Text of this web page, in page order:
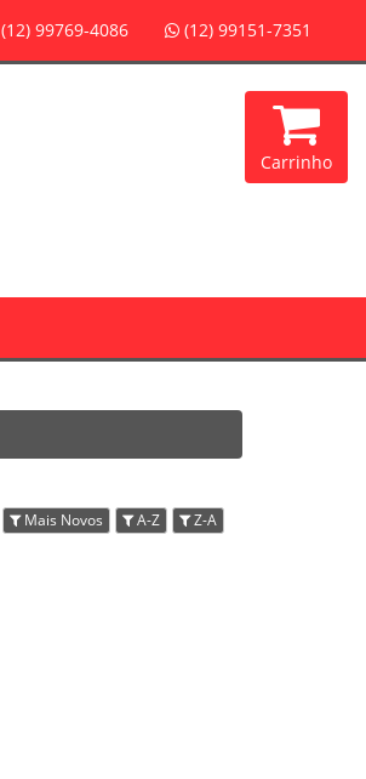
(12) 99769-4086 (12) 99151-7351
Carrinho
Mais Novos A-Z Z-A